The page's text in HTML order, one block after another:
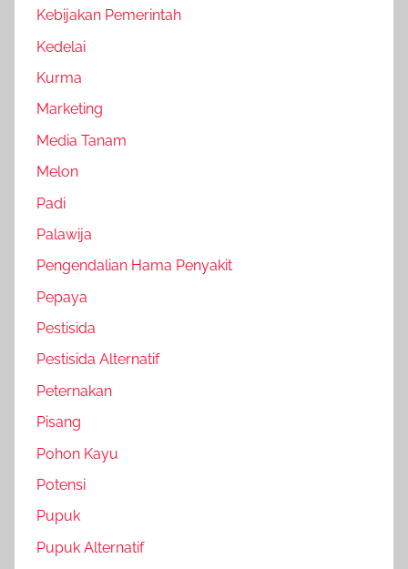
Kebijakan Pemerintah
Kedelai
Kurma
Marketing
Media Tanam
Melon
Padi
Palawija
Pengendalian Hama Penyakit
Pepaya
Pestisida
Pestisida Alternatif
Peternakan
Pisang
Pohon Kayu
Potensi
Pupuk
Pupuk Alternatif